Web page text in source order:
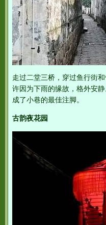
走过二堂三桥，穿过鱼行街
许因为下雨的缘故，格外安
成了小巷的最佳注脚。
古韵夜花园